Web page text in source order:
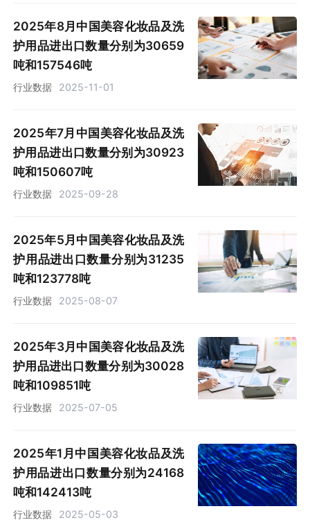
2025年8月中国美容化妆品及洗
护用品进出口数量分别为30659
吨和157546吨
行业数据 2025-11-01
2025年7月中国美容化妆品及洗
护用品进出口数量分别为30923
吨和150607吨
行业数据 2025-09-28
2025年5月中国美容化妆品及洗
护用品进出口数量分别为31235
吨和123778吨
行业数据 2025-08-07
2025年3月中国美容化妆品及洗
护用品进出口数量分别为30028
吨和109851吨
行业数据 2025-07-05
2025年1月中国美容化妆品及洗
护用品进出口数量分别为24168
吨和142413吨
行业数据 2025-05-03